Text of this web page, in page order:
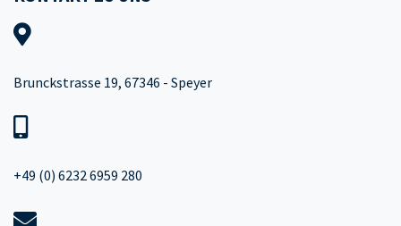
Brunckstrasse 19, 67346 - Speyer
+49 (0) 6232 6959 280